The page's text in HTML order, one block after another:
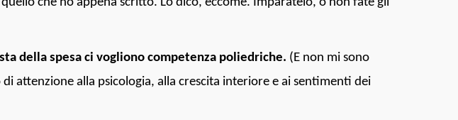
della spesa ci vogliono competenza poliedriche. (E non mi sono
attenzione alla psicologia, alla crescita interiore e ai sentimenti dei